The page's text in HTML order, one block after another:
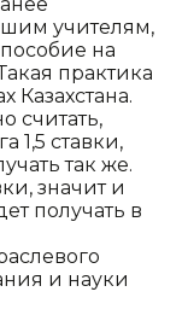
учителям,
на
практика
Казахстана.
считать,
1,5 ставки,
так же.
значит и
получать в
и науки